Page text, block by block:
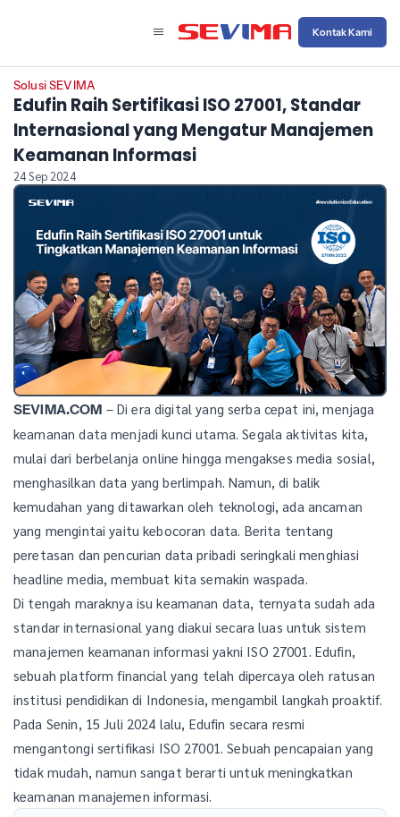
Kontak Kami
Solusi SEVIMA
Edufin Raih Sertifikasi ISO 27001, Standar
Internasional yang Mengatur Manajemen
Keamanan Informasi
24 Sep 2024
SEVIMA.COM – Di era digital yang serba cepat ini, menjaga
keamanan data menjadi kunci utama. Segala aktivitas kita,
mulai dari berbelanja online hingga mengakses media sosial,
menghasilkan data yang berlimpah. Namun, di balik
kemudahan yang ditawarkan oleh teknologi, ada ancaman
yang mengintai yaitu kebocoran data. Berita tentang
peretasan dan pencurian data pribadi seringkali menghiasi
headline media, membuat kita semakin waspada.
Di tengah maraknya isu keamanan data, ternyata sudah ada
standar internasional yang diakui secara luas untuk sistem
manajemen keamanan informasi yakni ISO 27001. Edufin,
sebuah platform financial yang telah dipercaya oleh ratusan
institusi pendidikan di Indonesia, mengambil langkah proaktif.
Pada Senin, 15 Juli 2024 lalu, Edufin secara resmi
mengantongi sertifikasi ISO 27001. Sebuah pencapaian yang
tidak mudah, namun sangat berarti untuk meningkatkan
keamanan manajemen informasi.